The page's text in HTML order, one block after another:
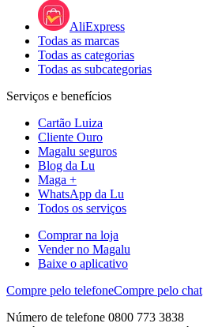
AliExpress
Todas as marcas
Todas as categorias
Todas as subcategorias
Serviços e benefícios
Cartão Luiza
Cliente Ouro
Magalu seguros
Blog da Lu
Maga +
WhatsApp da Lu
Todos os serviços
Comprar na loja
Vender no Magalu
Baixe o aplicativo
Compre pelo telefoneCompre pelo chat
Número de telefone 0800 773 3838